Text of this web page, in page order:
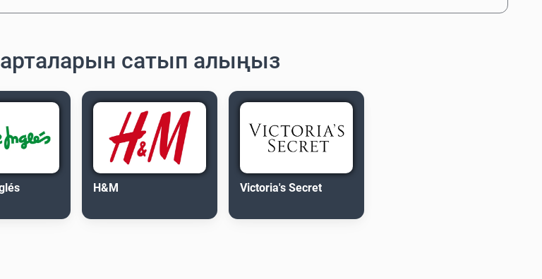
сатып алыңыз
H&M Victoria's Secret